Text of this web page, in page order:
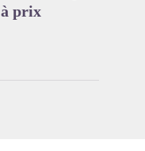
prix